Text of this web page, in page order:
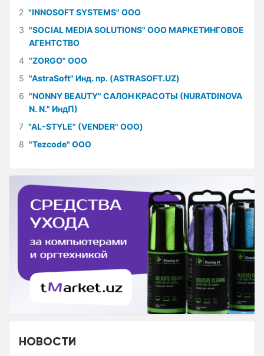
2 "INNOSOFT SYSTEMS" ООО
3 "SOCIAL MEDIA SOLUTIONS" ООО МАРКЕТИНГОВОЕ
АГЕНТСТВО
4 "ZORGO" ООО
5 "AstraSoft" Инд. пр. (ASTRASOFT.UZ)
6 "NONNY BEAUTY" САЛОН КРАСОТЫ (NURATDINOVA
N. N." ИндП)
7 "AL-STYLE" (VENDER" ООО)
8 "Tezcode" ООО
НОВОСТИ